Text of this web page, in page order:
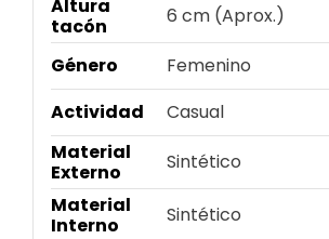
Altura
tacón
6 cm (Aprox.)
Género
Femenino
Actividad
Casual
Material
Externo
Sintético
Material
Interno
Sintético